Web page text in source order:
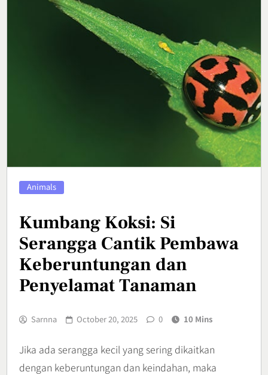
Animals
Kumbang Koksi: Si
Serangga Cantik Pembawa
Keberuntungan dan
Penyelamat Tanaman
Sarnna October 20, 2025 0 10 Mins
Jika ada serangga kecil yang sering dikaitkan
dengan keberuntungan dan keindahan, maka